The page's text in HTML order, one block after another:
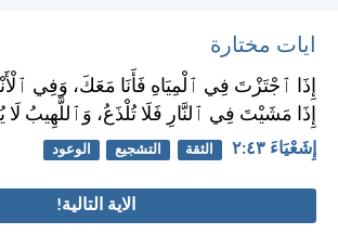
ايات مختارة
إِذَا ٱجْتَزْتَ فِي ٱلْمِيَاهِ فَأَنَا مَعَكَ، وَفِي
إِذَا مَشَيْتَ فِي ٱلنَّارِ فَلَا تُلْذَعُ، وَٱللَّهِيبُ
إِشَعْيَاءَ ٤٣:‏٢ الثقة التشجيع الوعود
الاية التالية!